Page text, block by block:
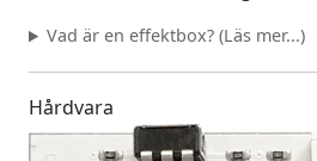
Vad är en effektbox? (Läs mer...)
Hårdvara